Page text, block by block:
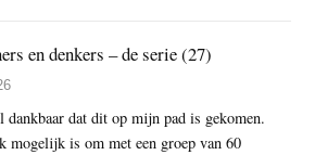
en denkers – de serie (27)
dat dit op mijn pad is gekomen.
mogelijk is om met een groep van 60